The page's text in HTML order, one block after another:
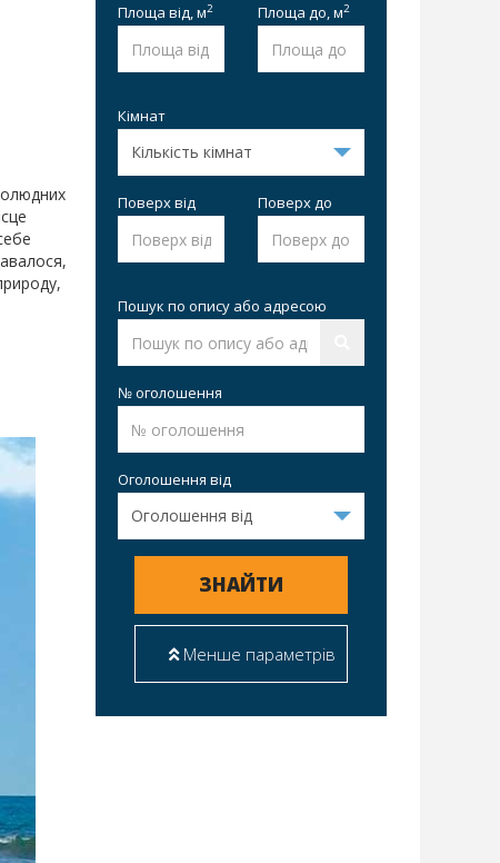
Площа від,м2 Площа до,м2
Кімнат
Поверх від Поверх до
Пошук по опису або адресою
№ оголошення
Оголошення від
ЗНАЙТИ
Менше параметрів